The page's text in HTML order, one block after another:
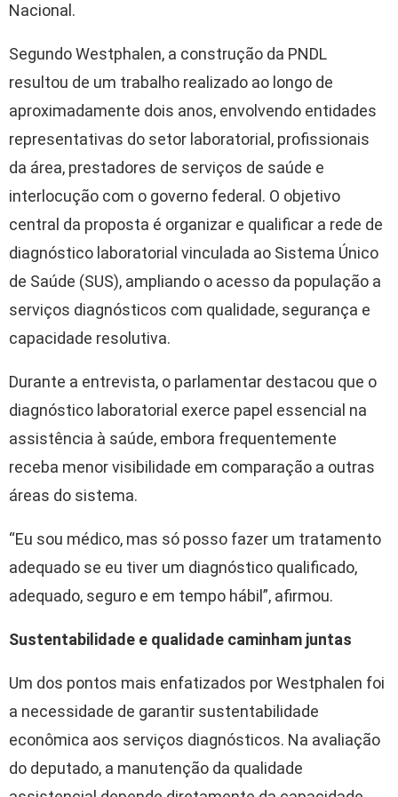
Nacional.
Segundo Westphalen, a construção da PNDL
resultou de um trabalho realizado ao longo de
aproximadamente dois anos, envolvendo entidades
representativas do setor laboratorial, profissionais
da área, prestadores de serviços de saúde e
interlocução com o governo federal. O objetivo
central da proposta é organizar e qualificar a rede de
diagnóstico laboratorial vinculada ao Sistema Único
de Saúde (SUS), ampliando o acesso da população a
serviços diagnósticos com qualidade, segurança e
capacidade resolutiva.
Durante a entrevista, o parlamentar destacou que o
diagnóstico laboratorial exerce papel essencial na
assistência à saúde, embora frequentemente
receba menor visibilidade em comparação a outras
áreas do sistema.
“Eu sou médico, mas só posso fazer um tratamento
adequado se eu tiver um diagnóstico qualificado,
adequado, seguro e em tempo hábil”, afirmou.
Sustentabilidade e qualidade caminham juntas
Um dos pontos mais enfatizados por Westphalen foi
a necessidade de garantir sustentabilidade
econômica aos serviços diagnósticos. Na avaliação
do deputado, a manutenção da qualidade